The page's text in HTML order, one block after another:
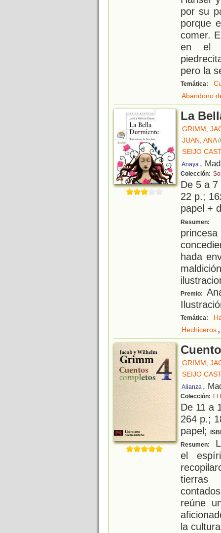
por su
porque
comer.
en el
pero la
Temática:
Abandono
La
GRIMM,
JUAN, ANA
SEIJO
Anaya ,
Colección:
De 5 a
22 p.;
papel +
Resumen:
hada
Premio:
Temática:
Hechiceros,
GRIMM,
SEIJO
Alianza ,
Colección: El
De 11 a
264 p.;
papel;
Resumen:
el
tierras
reúne
la